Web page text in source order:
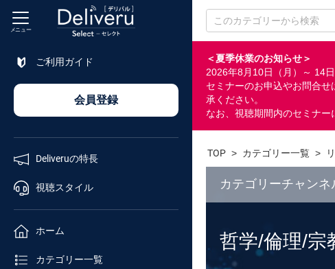
＜夏季休業のお知らせ＞
2026年8月10日（月）～ 14
セミナーのお申込やお問合
承ください。
なお、視聴期間内のセミナー
メニュー
ご利用ガイド
会員登録
Deliveruの特長
視聴スタイル
ホーム
カテゴリー一覧
企業
チャンネル
TOP > カテゴリー一覧 >
カテゴリーチャンネ
哲学/倫理/宗